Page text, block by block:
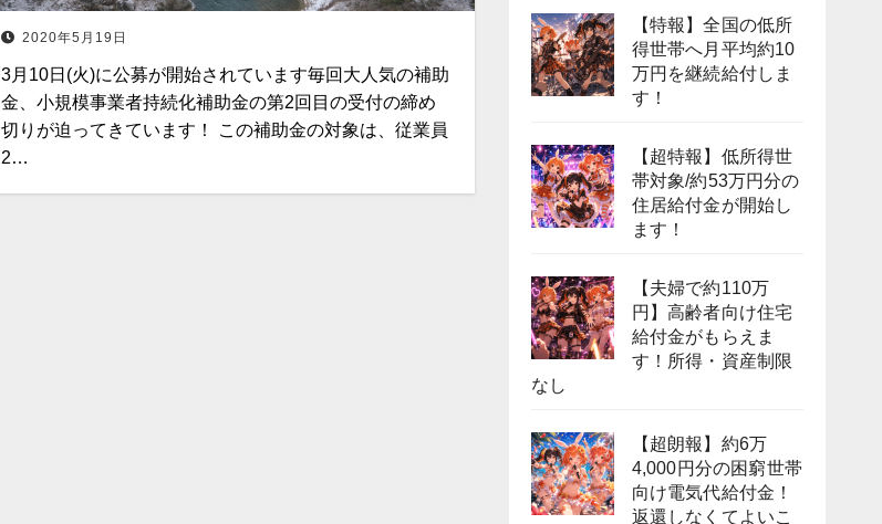
2020年5月19日
3月10日(火)に公募が開始されています毎回大人気の補助
金、小規模事業者持続化補助金の第2回目の受付の締め
切りが迫ってきています！ この補助金の対象は、従業員
2…
【特報】全国の低所
得世帯へ月平均約10
万円を継続給付しま
す！
【超特報】低所得世
帯対象/約53万円分の
住居給付金が開始し
ます！
【夫婦で約110万
円】高齢者向け住宅
給付金がもらえま
す！所得・資産制限
なし
【超朗報】約6万
4,000円分の困窮世帯
向け電気代給付金！
返還しなくてよいこ